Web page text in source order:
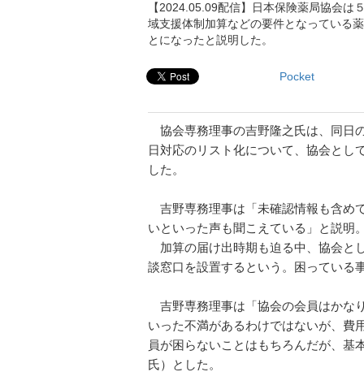
【2024.05.09配信】日本保険薬局協会
域支援体制加算などの要件となっている
とになったと説明した。
Pocket
協会専務理事の吉野隆之氏は、同日
日対応のリスト化について、協会とし
した。
吉野専務理事は「未確認情報も含め
いといった声も聞こえている」と説明
加算の届け出時期も迫る中、協会と
談窓口を設置するという。困っている
吉野専務理事は「協会の会員はかな
いった不満があるわけではないが、費
員が困らないことはもちろんだが、基
氏）とした。